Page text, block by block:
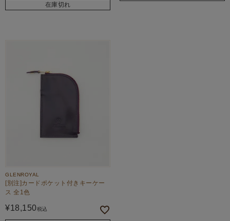
在庫切れ
GLENROYAL
[別注]カードポケット付きキーケー
ス 全1色
¥18,150税込